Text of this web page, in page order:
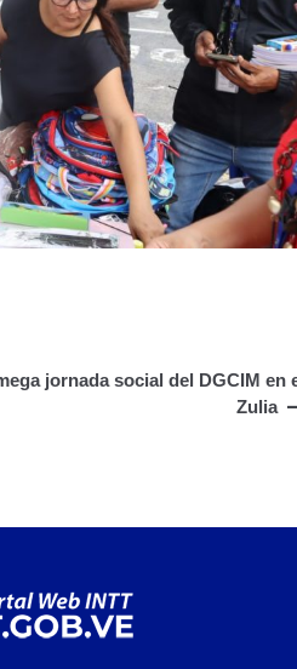
jornada social del DGCIM en
Zulia